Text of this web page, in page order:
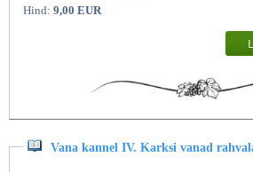
Hind: 9,00 EUR
Vana kannel IV. Karksi vanad